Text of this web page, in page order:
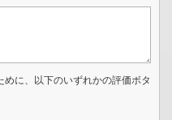
に、以下のいずれかの評価ボタ